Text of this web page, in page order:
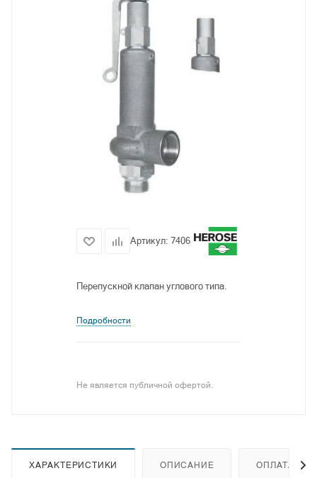
Артикул: 7406
Перепускной клапан углового типа.
Подробности
Не является публичной офертой.
ХАРАКТЕРИСТИКИ ОПИСАНИЕ ОПЛАТА